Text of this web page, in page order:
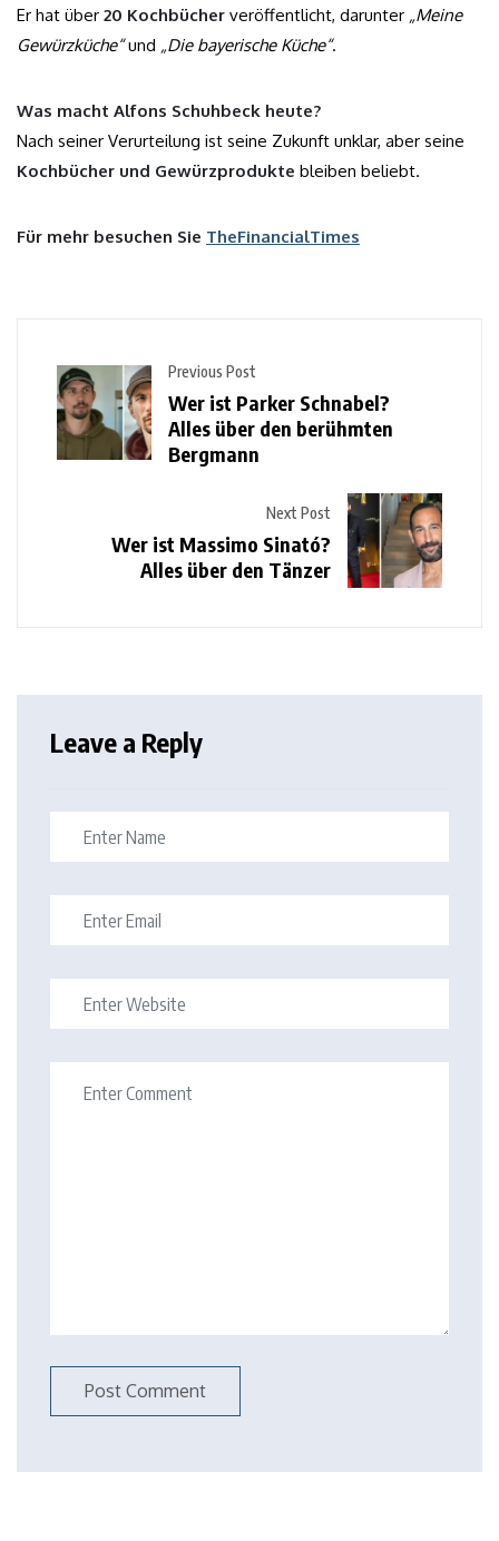
Er hat über 20 Kochbücher veröffentlicht, darunter „Meine
Gewürzküche“und „Die bayerische Küche“.
Was macht Alfons Schuhbeck heute?
Nach seiner Verurteilung ist seine Zukunft unklar, aber seine
Kochbücher und Gewürzprodukte bleiben beliebt.
Für mehr besuchen Sie TheFinancialTimes
Previous Post
Wer ist Parker Schnabel?
Alles über den berühmten
Bergmann
Next Post
Wer ist Massimo Sinató?
Alles über den Tänzer
Leave a Reply